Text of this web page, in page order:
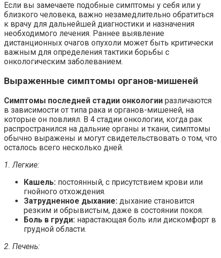
Если вы замечаете подобные симптомы у себя или у
близкого человека, важно незамедлительно обратиться
к врачу для дальнейшей диагностики и назначения
необходимого лечения. Раннее выявление
дистанционных очагов опухоли может быть критически
важным для определения тактики борьбы с
онкологическим заболеванием.
Выраженные симптомы органов-мишеней
Симптомы последней стадии онкологии различаются
в зависимости от типа рака и органов-мишеней, на
которые он повлиял. В 4 стадии онкологии, когда рак
распространился на дальние органы и ткани, симптомы
обычно выражены и могут свидетельствовать о том, что
осталось всего несколько дней.
1. Легкие:
Кашель: постоянный, с присутствием крови или
гнойного отхождения.
Затрудненное дыхание: дыхание становится
резким и обрывистым, даже в состоянии покоя.
Боль в груди: нарастающая боль или дискомфорт в
грудной области.
2. Печень: